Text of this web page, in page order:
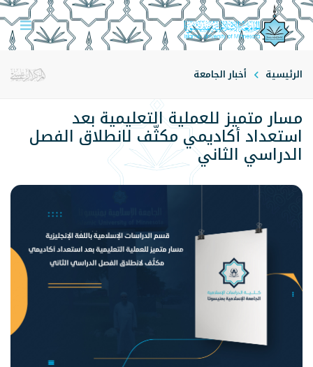
الرئيسية أخبار الجامعة
مسار متميز للعملية التعليمية بعد
استعداد أكاديمي مكثّف لانطلاق الفصل
الدراسي الثاني